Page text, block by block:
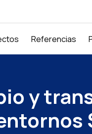
Referencias
y